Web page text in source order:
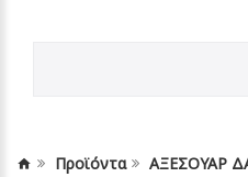
Προϊόντα ΑΞΕΣΟΥΑΡ